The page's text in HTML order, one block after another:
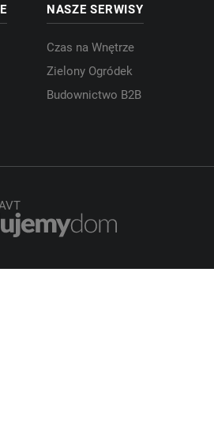
NASZE SERWISY
Czas na Wnętrze
Zielony Ogródek
Budownictwo B2B